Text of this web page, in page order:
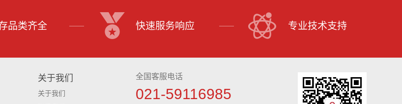
品类齐全 快速服务响应 专业技术支持
关于我们
关于我们
全国客服电话
021-59116985